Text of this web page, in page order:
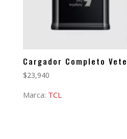
Cargador Completo
$23,940
Marca: TCL